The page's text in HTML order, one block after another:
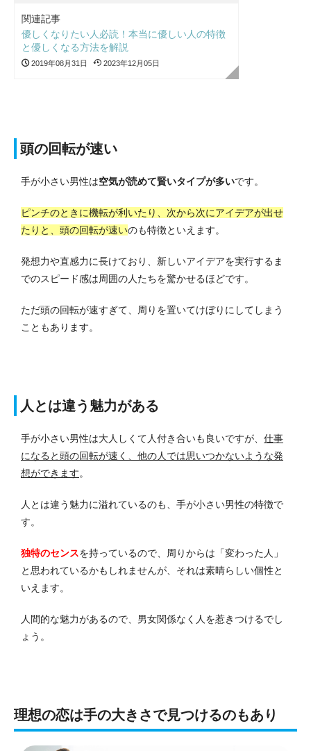
関連記事
優しくなりたい人必読！本当に優しい人の特徴
と優しくなる方法を解説
2019年08月31日 2023年12月05日
頭の回転が速い
手が小さい男性は空気が読めて賢いタイプが多いです。
ピンチのときに機転が利いたり、次から次にアイデアが出せ
たりと、頭の回転が速いのも特徴といえます。
発想力や直感力に長けており、新しいアイデアを実行するま
でのスピード感は周囲の人たちを驚かせるほどです。
ただ頭の回転が速すぎて、周りを置いてけぼりにしてしまう
こともあります。
人とは違う魅力がある
手が小さい男性は大人しくて人付き合いも良いですが、 仕事
になると頭の回転が速く、他の人では思いつかないような発
想ができます。
人とは違う魅力に溢れているのも、手が小さい男性の特徴で
す。
独特のセンスを持っているので、周りからは「変わった人」
と思われているかもしれませんが、それは素晴らしい個性と
いえます。
人間的な魅力があるので、男女関係なく人を惹きつけるでし
ょう。
理想の恋は手の大きさで見つけるのもあり